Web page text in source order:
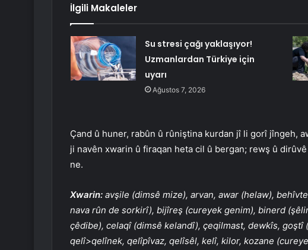
İlgili Makaleler
Su stresi çağı yaklaşıyor!
Uzmanlardan Türkiye için
uyarı
Ağustos 7, 2026
Çand û huner, rabûn û rûniştina kurdan jî li gorî jîngeh,
ji navên xwarin û firaqan heta cil û bergan; rewş û
ne.
Xwarin: avşile (dimsê mize), arvan, awar (helaw),
nava rûn de sorkirî), bijîreş (cureyek genim), binerd
çêdibe), celaqî (dimsê kelandî), çeqilmast, dewkîs,
qelî>qelînek, qelîpîvaz, qelîsêl, kelî, kilor, kozane